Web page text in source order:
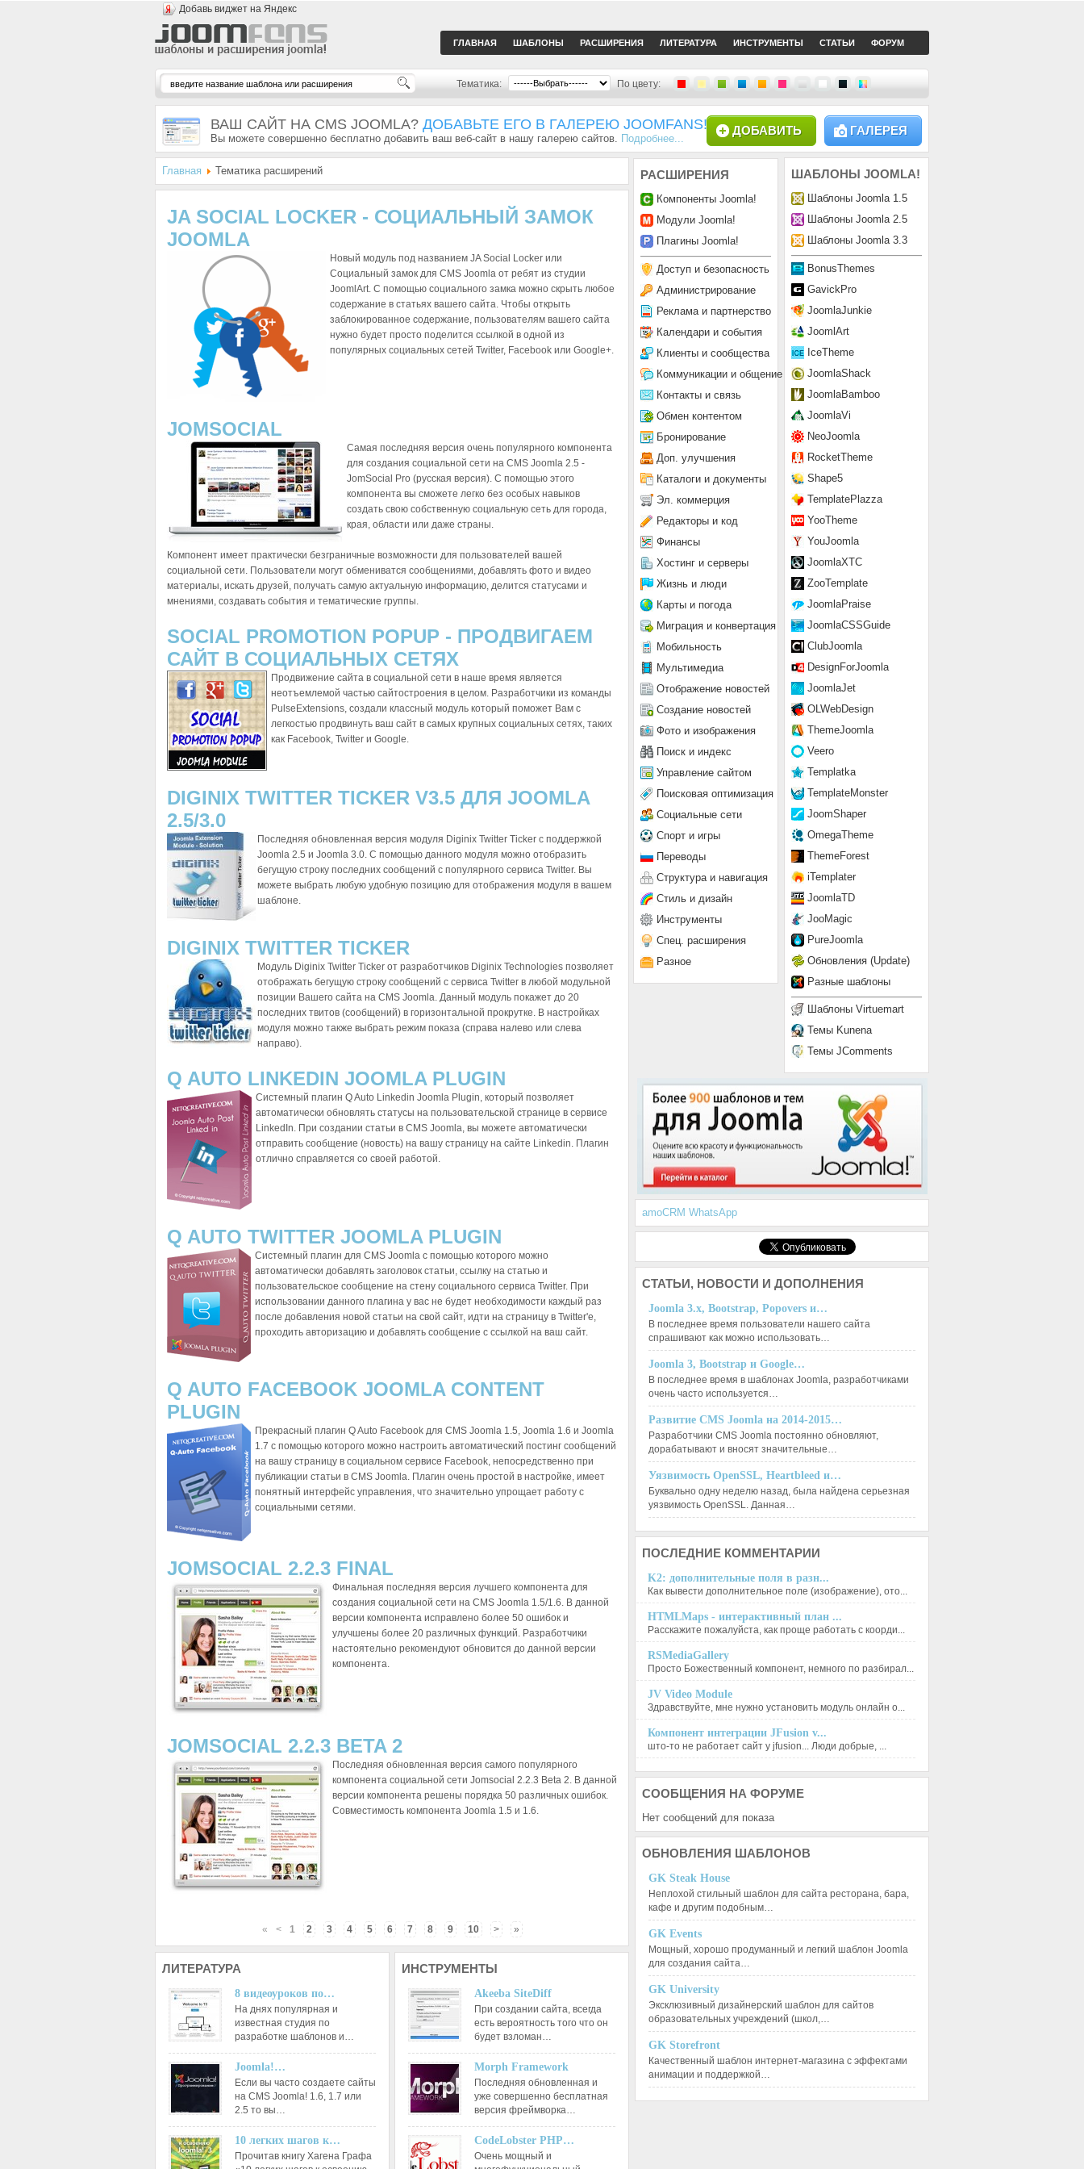
Добавь виджет на Яндекс
ГЛАВНАЯ ШАБЛОНЫ РАСШИРЕНИЯ ЛИТЕРАТУРА ИНСТРУМЕНТЫ СТАТЬИ ФОРУМ
Тематика: По цвету:
ВАШ САЙТ НА CMS JOOMLA? ДОБАВЬТЕ ЕГО В ГАЛЕРЕЮ JOOMFANS!
Вы можете совершенно бесплатно добавить ваш веб-сайт в нашу галерею сайтов. Подробнее...
ГАЛЕРЕЯ
ДОБАВИТЬ
Главная Тематика расширений
JA SOCIAL LOCKER - СОЦИАЛЬНЫЙ ЗАМОК
JOOMLA
Новый модуль под названием JA Social Locker или
Социальный замок для CMS Joomla от ребят из студии
JoomlArt. С помощью социального замка можно скрыть любое
содержание в статьях вашего сайта. Чтобы открыть
заблокированное содержание, пользователям вашего сайта
нужно будет просто поделится ссылкой в одной из
популярных социальных сетей Twitter, Facebook или Google+.
JOMSOCIAL
Самая последняя версия очень популярного компонента
для создания социальной сети на CMS Joomla 2.5 -
JomSocial Pro (русская версия). С помощью этого
компонента вы сможете легко без особых навыков
создать свою собственную социальную сеть для города,
края, области или даже страны.
Компонент имеет практически безграничные возможности для пользователей вашей
социальной сети. Пользователи могут обмениватся сообщениями, добавлять фото и видео
материалы, искать друзей, получать самую актуальную информацию, делится статусами и
мнениями, создавать события и тематические группы.
SOCIAL PROMOTION POPUP - ПРОДВИГАЕМ
САЙТ В СОЦИАЛЬНЫХ СЕТЯХ
Продвижение сайта в социальной сети в наше время является
неотъемлемой частью сайтостроения в целом. Разработчики из команды
PulseExtensions, создали классный модуль который поможет Вам с
легкостью продвинуть ваш сайт в самых крупных социальных сетях, таких
как Facebook, Twitter и Google.
DIGINIX TWITTER TICKER V3.5 ДЛЯ JOOMLA
2.5/3.0
Последняя обновленная версия модуля Diginix Twitter Ticker с поддержкой
Joomla 2.5 и Joomla 3.0. С помощью данного модуля можно отобразить
бегущую строку последних сообщений с популярного сервиса Twitter. Вы
можете выбрать любую удобную позицию для отображения модуля в вашем
шаблоне.
DIGINIX TWITTER TICKER
Модуль Diginix Twitter Ticker от разработчиков Diginix Technologies позволяет
отображать бегущую строку сообщений с сервиса Twitter в любой модульной
позиции Вашего сайта на CMS Joomla. Данный модуль покажет до 20
последних твитов (сообщений) в горизонтальной прокрутке. В настройках
модуля можно также выбрать режим показа (справа налево или слева
направо).
Q AUTO LINKEDIN JOOMLA PLUGIN
Системный плагин Q Auto Linkedin Joomla Plugin, который позволяет
автоматически обновлять статусы на пользовательской странице в сервисе
LinkedIn. При создании статьи в CMS Joomla, вы можете автоматически
отправить сообщение (новость) на вашу страницу на сайте Linkedin. Плагин
отлично справляется со своей работой.
Q AUTO TWITTER JOOMLA PLUGIN
Системный плагин для CMS Joomla с помощью которого можно
автоматически добавлять заголовок статьи, ссылку на статью и
пользовательское сообщение на стену социального сервиса Twitter. При
использовании данного плагина у вас не будет необходимости каждый раз
после добавления новой статьи на свой сайт, идти на страницу в Twitter'e,
проходить авторизацию и добавлять сообщение с ссылкой на ваш сайт.
Q AUTO FACEBOOK JOOMLA CONTENT
PLUGIN
Прекрасный плагин Q Auto Facebook для CMS Joomla 1.5, Joomla 1.6 и Joomla
1.7 с помощью которого можно настроить автоматический постинг сообщений
на вашу страницу в социальном сервисе Facebook, непосредственно при
публикации статьи в CMS Joomla. Плагин очень простой в настройке, имеет
понятный интерфейс управления, что значительно упрощает работу с
социальными сетями.
JOMSOCIAL 2.2.3 FINAL
Финальная последняя версия лучшего компонента для
создания социальной сети на CMS Joomla 1.5/1.6. В данной
версии компонента исправлено более 50 ошибок и
улучшены более 20 различных функций. Разработчики
настоятельно рекомендуют обновится до данной версии
компонента.
JOMSOCIAL 2.2.3 BETA 2
Последняя обновленная версия самого популярного
компонента социальной сети Jomsocial 2.2.3 Beta 2. В данной
версии компонента решены порядка 50 различных ошибок.
Совместимость компонента Joomla 1.5 и 1.6.
« < 1 2 3 4 5 6 7 8 9 10 > »
ЛИТЕРАТУРА
8 видеоуроков по…
На днях популярная и
известная студия по
разработке шаблонов и…
Joomla!…
Если вы часто создаете сайты
на CMS Joomla! 1.6, 1.7 или
2.5 то вы…
10 легких шагов к…
Прочитав книгу Хагена Графа
ИНСТРУМЕНТЫ
Akeeba SiteDiff
При создании сайта, всегда
есть вероятность того что он
будет взломан…
Morph Framework
Последняя обновленная и
уже совершенно бесплатная
версия фреймворка…
CodeLobster PHP…
Очень мощный и
ШАБЛОНЫ JOOMLA!
Шаблоны Joomla 1.5
Шаблоны Joomla 2.5
Шаблоны Joomla 3.3
BonusThemes
GavickPro
JoomlaJunkie
JoomlArt
IceTheme
JoomlaShack
JoomlaBamboo
JoomlaVi
NeoJoomla
RocketTheme
Shape5
TemplatePlazza
YooTheme
YouJoomla
JoomlaXTC
ZooTemplate
JoomlaPraise
JoomlaCSSGuide
ClubJoomla
DesignForJoomla
JoomlaJet
OLWebDesign
ThemeJoomla
Veero
Templatka
TemplateMonster
JoomShaper
OmegaTheme
ThemeForest
iTemplater
JoomlaTD
JooMagic
PureJoomla
Обновления (Update)
Разные шаблоны
Шаблоны Virtuemart
Темы Kunena
Темы JComments
РАСШИРЕНИЯ
Компоненты Joomla!
Модули Joomla!
Плагины Joomla!
Доступ и безопасность
Администрирование
Реклама и партнерство
Календари и события
Клиенты и сообщества
Коммуникации и общение
Контакты и связь
Обмен контентом
Бронирование
Доп. улучшения
Каталоги и документы
Эл. коммерция
Редакторы и код
Финансы
Хостинг и серверы
Жизнь и люди
Карты и погода
Миграция и конвертация
Мобильность
Мультимедиа
Отображение новостей
Создание новостей
Фото и изображения
Поиск и индекс
Управление сайтом
Поисковая оптимизация
Социальные сети
Спорт и игры
Переводы
Структура и навигация
Стиль и дизайн
Инструменты
Спец. расширения
Разное
amoCRM WhatsApp
СТАТЬИ, НОВОСТИ И ДОПОЛНЕНИЯ
Joomla 3.x, Bootstrap, Popovers и…
В последнее время пользователи нашего сайта
спрашивают как можно использовать…
Joomla 3, Bootstrap и Google…
В последнее время в шаблонах Joomla, разработчиками
очень часто используется…
Развитие CMS Joomla на 2014-2015…
Разработчики CMS Joomla постоянно обновляют,
дорабатывают и вносят значительные…
Уязвимость OpenSSL, Heartbleed и…
Буквально одну неделю назад, была найдена серьезная
уязвимость OpenSSL. Данная…
ПОСЛЕДНИЕ КОММЕНТАРИИ
K2: дополнительные поля в разн...
Как вывести дополнительное поле (изображение), ото...
HTMLMaps - интерактивный план ...
Расскажите пожалуйста, как проще работать с коорди...
RSMediaGallery
Просто Божественный компонент, немного по разбирал...
JV Video Module
Здравствуйте, мне нужно установить модуль онлайн о...
Компонент интеграции JFusion v...
што-то не работает сайт у jfusion... Люди добрые, ...
СООБЩЕНИЯ НА ФОРУМЕ
Нет сообщений для показа
ОБНОВЛЕНИЯ ШАБЛОНОВ
GK Steak House
Неплохой стильный шаблон для сайта ресторана, бара,
кафе и другим подобным…
GK Events
Мощный, хорошо продуманный и легкий шаблон Joomla
для создания сайта…
GK University
Эксклюзивный дизайнерский шаблон для сайтов
образовательных учреждений (школ,…
GK Storefront
Качественный шаблон интернет-магазина с эффектами
анимации и поддержкой…